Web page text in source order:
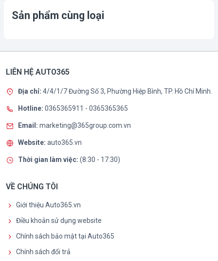
Sản phẩm cùng loại
LIÊN HỆ AUTO365
Địa chỉ: 4/4/1/7 Đường Số 3, Phường Hiệp Bình, TP. Hồ Chí Minh.
Hotline: 0365365911 - 0365365365
Email: marketing@365group.com.vn
Website: auto365.vn
Thời gian làm việc: (8:30 - 17:30)
VỀ CHÚNG TÔI
Giới thiệu Auto365.vn
Điều khoản sử dụng website
Chính sách bảo mật tại Auto365
Chính sách đổi trả